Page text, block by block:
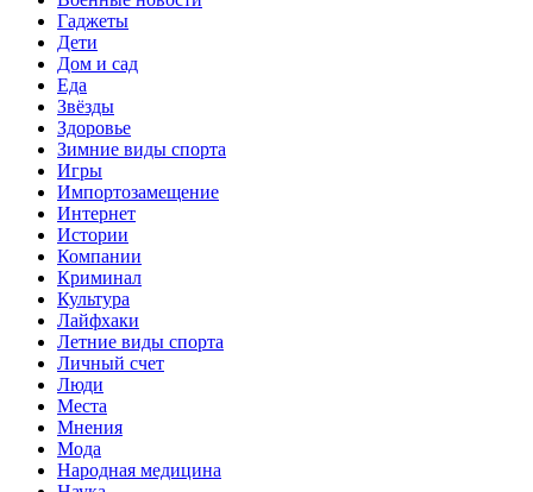
Гаджеты
Дети
Дом и сад
Еда
Звёзды
Здоровье
Зимние виды спорта
Игры
Импортозамещение
Интернет
Истории
Компании
Криминал
Культура
Лайфхаки
Летние виды спорта
Личный счет
Люди
Места
Мнения
Мода
Народная медицина